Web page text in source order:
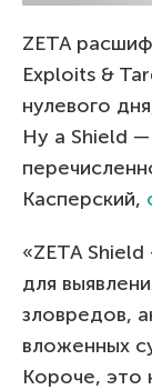
ZETA
Exploits &
нулевого
Ну а Shield
Касперский,
«ZETA
для
зловредов,
вложенных
Короче, это